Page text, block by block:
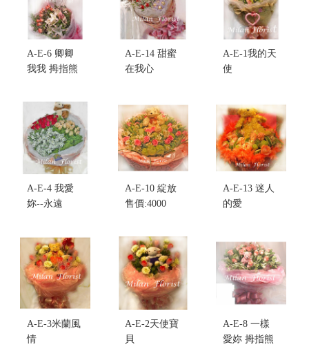
A-E-6 卿卿
我我 拇指熊
售價:4000
A-E-14 甜蜜
在我心
A-E-1我的天
使
A-E-4 我愛
妳--永遠
A-E-10 綻放
售價:4000
A-E-13 迷人
的愛
A-E-3米蘭風
情
A-E-2天使寶
貝
A-E-8 一樣
愛妳 拇指熊